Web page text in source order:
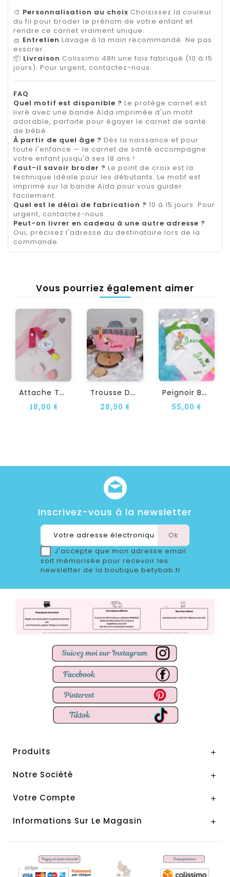
🎨 Personnalisation au choix Choisissez la couleur
du fil pour broder le prénom de votre enfant et
rendre ce carnet vraiment unique.
🧺 Entretien Lavage à la main recommandé. Ne pas
essorer.
📦 Livraison Colissimo 48h une fois fabriqué (10 à 15
jours). Pour urgent, contactez-nous.
FAQ
Quel motif est disponible ? Le protège carnet est
livré avec une bande Aïda imprimée d'un motif
adorable, parfaite pour égayer le carnet de santé
de bébé.
À partir de quel âge ? Dès la naissance et pour
toute l'enfance — le carnet de santé accompagne
votre enfant jusqu'à ses 18 ans !
Faut-il savoir broder ? Le point de croix est la
technique idéale pour les débutants. Le motif est
imprimé sur la bande Aïda pour vous guider
facilement.
Quel est le délai de fabrication ? 10 à 15 jours. Pour
urgent, contactez-nous.
Peut-on livrer en cadeau à une autre adresse ?
Oui, précisez l'adresse du destinataire lors de la
commande.
Vous pourriez également aimer
A
Ttache Tétine...
18,00 €
T
Rousse De Toilette...
28,50 €
P
Eignoir Bébé Et Enfant...
55,00 €
Inscrivez-vous à la newsletter
J'accepte que mon adresse email
soit mémorisée pour recevoir les
newsletter de la boutique betybab.fr
Produits 
Notre Société 
Votre Compte 
Informations Sur Le Magasin 